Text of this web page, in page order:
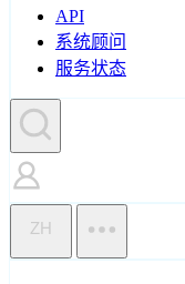
API
系统顾问
服务状态
ZH